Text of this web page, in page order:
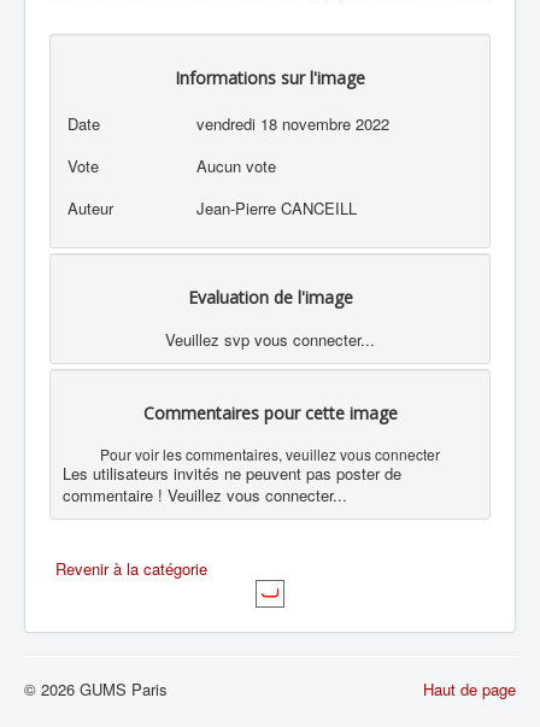
Informations sur l'image
Date
vendredi 18 novembre 2022
Vote
Aucun vote
Auteur
Jean-Pierre CANCEILL
Evaluation de l'image
Veuillez svp vous connecter...
Commentaires pour cette image
Pour voir les commentaires, veuillez vous connecter
Les utilisateurs invités ne peuvent pas poster de
commentaire ! Veuillez vous connecter...
Revenir à la catégorie
Haut de page
© 2026 GUMS Paris